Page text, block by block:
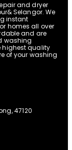
and dryer
Selangor. We
instant
homes all over
and are
washing
highest quality
of your washing
47120